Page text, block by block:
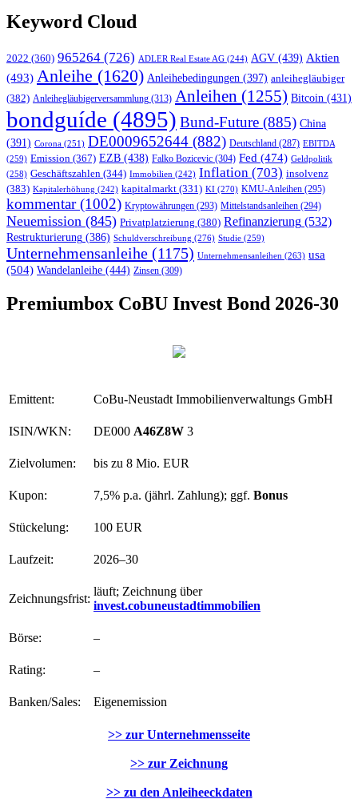
Keyword Cloud
2022 (360) 965264 (726) ADLER Real Estate AG (244) AGV (439) Aktien
(493) Anleihe (1620) Anleihebedingungen (397) anleihegläubiger
(382) Anleihegläubigerversammlung (313) Anleihen (1255) Bitcoin (431)
bondguíde (4895) Bund-Future (885) China
(391) Corona (251) DE0009652644 (882) Deutschland (287) EBITDA
(259) Emission (367) EZB (438) Falko Bozicevic (304) Fed (474) Geldpolitik
(258) Geschäftszahlen (344) Immobilien (242) Inflation (703) insolvenz
(383) Kapitalerhöhung (242) kapitalmarkt (331) KI (270) KMU-Anleihen (295)
kommentar(1002) Kryptowährungen (293) Mittelstandsanleihen (294)
Neuemission (845) Privatplatzierung (380) Refinanzierung (532)
Restrukturierung (386) Schuldverschreibung (276) Studie (259)
Unternehmensanleihe (1175) Unternehmensanleihen (263) usa
(504) Wandelanleihe (444) Zinsen (309)
Premiumbox CoBU Invest Bond 2026-30
Emittent: CoBu-Neustadt Immobilienverwaltungs GmbH
ISIN/WKN: DE000 A46Z8W 3
Zielvolumen: bis zu 8 Mio. EUR
Kupon: 7,5% p.a. (jährl. Zahlung); ggf. Bonus
Stückelung: 100 EUR
Laufzeit: 2026–30
Zeichnungsfrist:
läuft; Zeichnung über
invest.cobuneustadtimmobilien
Börse: –
Rating: –
Banken/Sales: Eigenemission
>> zur Unternehmensseite
>> zur Zeichnung
>> zu den Anleiheeckdaten